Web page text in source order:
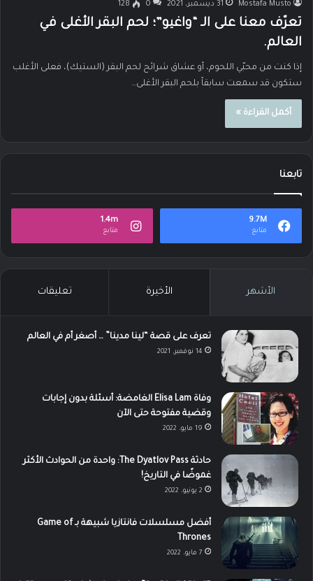
Mostafa Musto 31 ديسمبر، 2021 0
128
تعرّف معنا على الـ “واغيو”؛ لحم البقر الأغلى في
العالم.
إذا كنت من محبّي اللحوم، أو عشاق شرائح لحم البقر (الستيك)، فعلى الأغلب
ستكون قد سمعت سابقاً بلحم البقر الأغلى…
أكمل القراءة »
تابعنا
9.7M
متابع
1.4m
متابع
الأشهر الأخيرة تعليقات
تعرف على قصة “لينا مدينا” … أصغر أم في العالم
14 نوفمبر، 2021
وفاة Elisa Lam الغامضة: أسئلة بدون إجابات
وقضية مفتوحة حتى الآن
19 مايو، 2022
حادثة The Dyatlov Pass: واحدة من الحوادث الأكثر
غموضًا في التاريخ!
2 يونيو، 2022
أفضل مسلسلات فانتازيا شبيهة بـ Game of
Thrones
7 مايو، 2022